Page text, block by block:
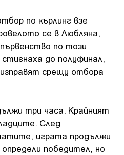
по кърлинг взе
се в Любляна,
по този
до полуфинал,
срещу отбора
три часа. Крайният
След
играта продължи
победител, но